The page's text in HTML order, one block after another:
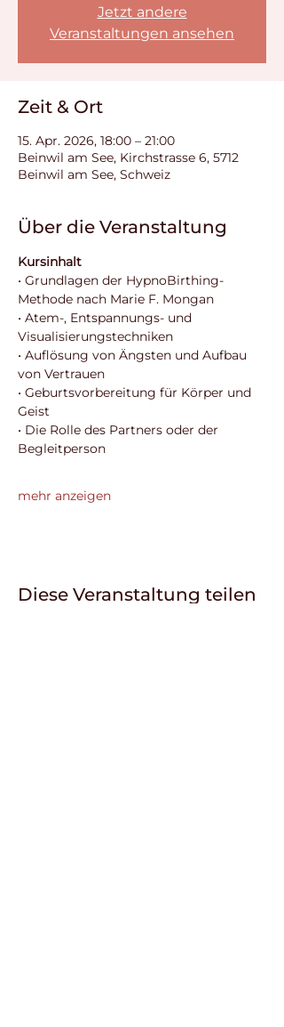
Jetzt andere
Veranstaltungen ansehen
Zeit & Ort
15. Apr. 2026, 18:00 – 21:00
Beinwil am See, Kirchstrasse 6, 5712
Beinwil am See, Schweiz
Über die Veranstaltung
Kursinhalt
• Grundlagen der HypnoBirthing-
Methode nach Marie F. Mongan
• Atem-, Entspannungs- und
Visualisierungstechniken
• Auflösung von Ängsten und Aufbau
von Vertrauen
• Geburtsvorbereitung für Körper und
Geist
• Die Rolle des Partners oder der
Begleitperson
mehr anzeigen
Diese Veranstaltung teilen